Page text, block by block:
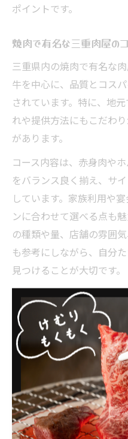
ポイントです。
焼肉で有名な三重肉屋の
三重県内の焼肉で有名な
牛を中心に、品質とコス
されています。特に、地
れや提供方法にもこだわ
があります。
コース内容は、赤身肉や
をバランス良く揃え、サ
しています。家族利用や
ンに合わせて選べる点も
の種類や量、店舗の雰囲
も参考にしながら、自分
見つけることが大切です。
コスパ重視なら
コース選び
焼肉コースをコスパで比
焼肉コースを選ぶ際に重